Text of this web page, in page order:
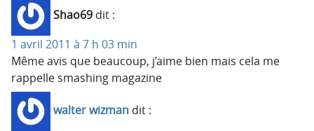
Shao69 dit :
1 avril 2011 à 7 h 03 min
Même avis que beaucoup, j’aime bien mais cela me
rappelle smashing magazine
walter wizman dit :